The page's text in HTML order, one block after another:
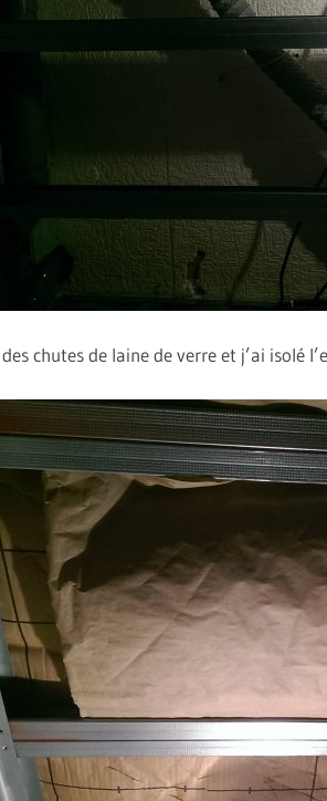
chutes de laine de verre et j’ai isolé